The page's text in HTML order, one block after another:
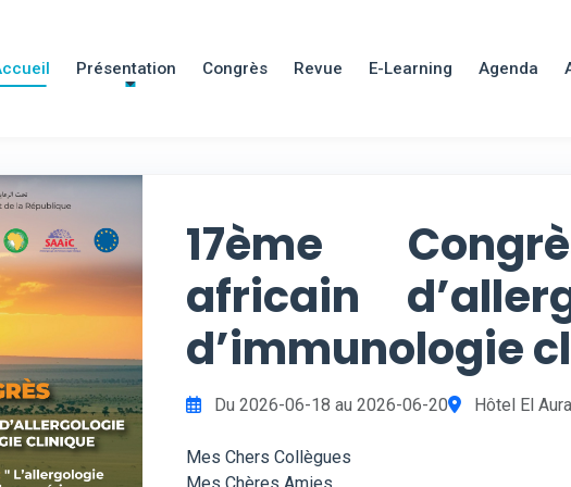
Présentation Congrès Revue E-Learning Agenda
17ème
africain
d’immunologie
Du 2026-06-18 au 2026-06-20 Hôtel El
Mes Chers Collègues